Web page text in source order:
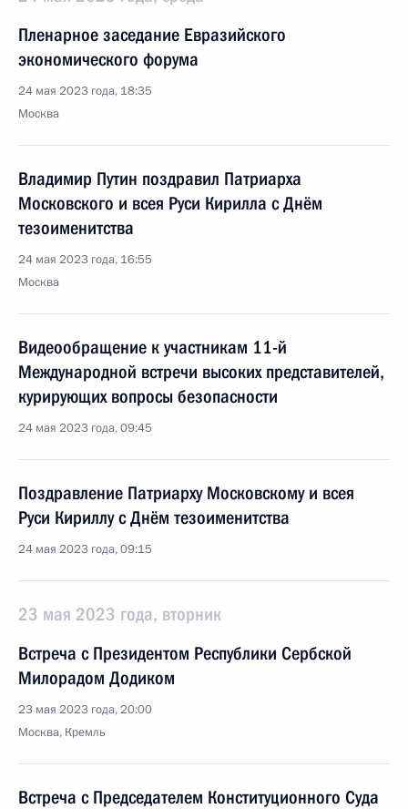
Пленарное заседание Евразийского
экономического форума
24 мая 2023 года, 18:35
Москва
Владимир Путин поздравил Патриарха
Московского и всея Руси Кирилла с Днём
тезоименитства
24 мая 2023 года, 16:55
Москва
Видеообращение к участникам 11-й
Международной встречи высоких представителей,
курирующих вопросы безопасности
24 мая 2023 года, 09:45
Поздравление Патриарху Московскому и всея
Руси Кириллу с Днём тезоименитства
24 мая 2023 года, 09:15
23 мая 2023 года, вторник
Встреча с Президентом Республики Сербской
Милорадом Додиком
23 мая 2023 года, 20:00
Москва, Кремль
Встреча с Председателем Конституционного Суда